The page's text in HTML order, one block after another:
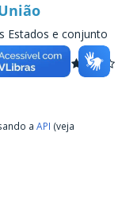
Estados e conjunto
a API (veja